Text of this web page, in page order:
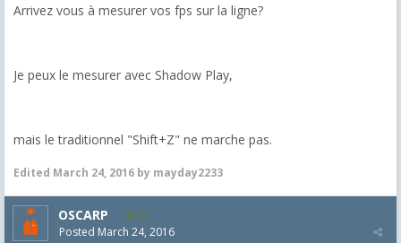
Arrivez vous à mesurer vos fps sur la ligne?
Je peux le mesurer avec Shadow Play,
mais le traditionnel "Shift+Z" ne marche pas.
Edited March 24, 2016 by mayday2233
OSCARP 11
Posted March 24, 2016